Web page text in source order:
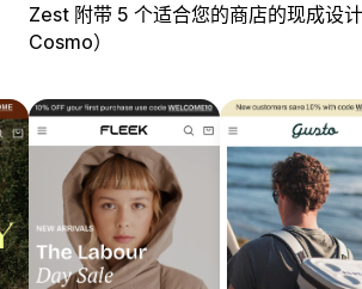
Zest 附带 5 个适合您的商店的现成设
Cosmo）